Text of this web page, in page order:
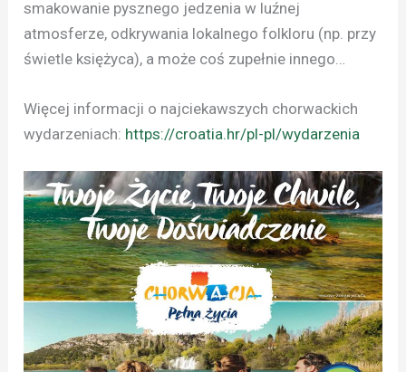
smakowanie pysznego jedzenia w luźnej
atmosferze, odkrywania lokalnego folkloru (np. przy
świetle księżyca), a może coś zupełnie innego…
Więcej informacji o najciekawszych chorwackich
wydarzeniach: https://croatia.hr/pl-pl/wydarzenia